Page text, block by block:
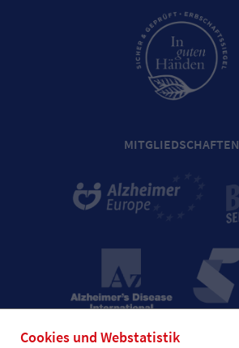
Cookies und Webstatistik
MITGLIEDSCHAFTEN